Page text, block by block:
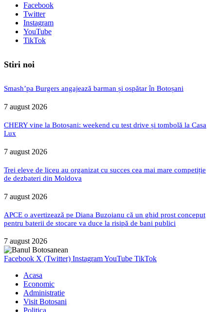
Facebook
Twitter
Instagram
YouTube
TikTok
Stiri noi
Smash’pa Burgers angajează barman și ospătar în Botoșani
7 august 2026
CHERY vine la Botoșani: weekend cu test drive și tombolă la Casa
Lux
7 august 2026
Trei eleve de liceu au organizat cu succes cea mai mare competiție
de dezbateri din Moldova
7 august 2026
APCE o avertizează pe Diana Buzoianu că un ghid prost conceput
pentru baterii de stocare va duce la risipă de bani publici
7 august 2026
Facebook X (Twitter) InstagramYouTube TikTok
Acasa
Economic
Administratie
Visit Botosani